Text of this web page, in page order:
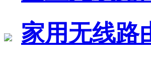
家用无线路